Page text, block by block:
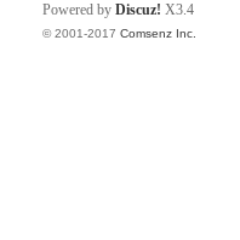
Powered by Discuz! X3.4
© 2001-2017 Comsenz Inc.